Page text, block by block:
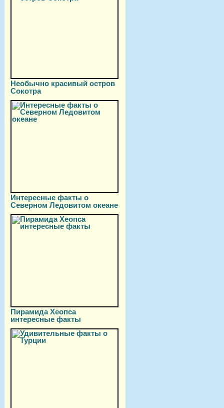
Необычно красивый остров
Сокотра
Интересные факты о
Северном Ледовитом океане
Пирамида Хеопса
интересные факты